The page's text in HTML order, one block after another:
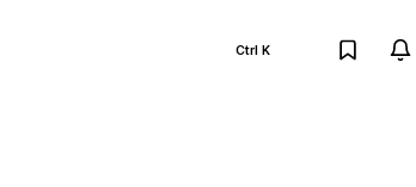
Ctrl K